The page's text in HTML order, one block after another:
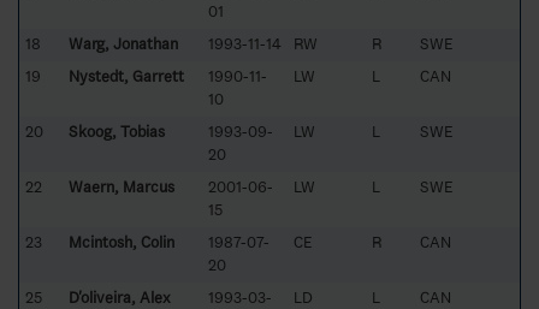
01
18 Warg, Jonathan 1993-11-14 RW R
SWE
19
Nystedt, Garrett
1990-11-
10
LW L CAN
20 Skoog, Tobias
1993-09-
20
LW L SWE
22 Waern, Marcus
2001-06-
15
LW L SWE
23 Mcintosh, Colin
1987-07-
20
CE R CAN
25 D'oliveira, Alex
1993-03-
LD L CAN